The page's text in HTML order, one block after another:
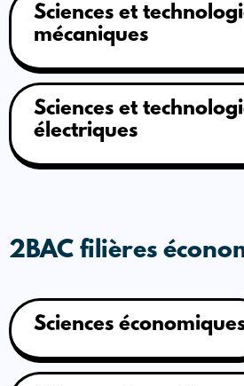
Sciences et
mécaniques
Sciences et
électriques
2BAC filières
Sciences